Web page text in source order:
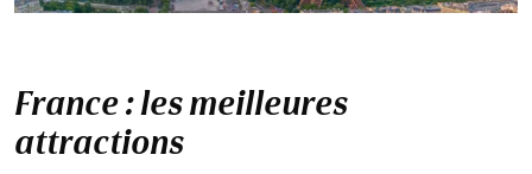
France : les meilleures
attractions